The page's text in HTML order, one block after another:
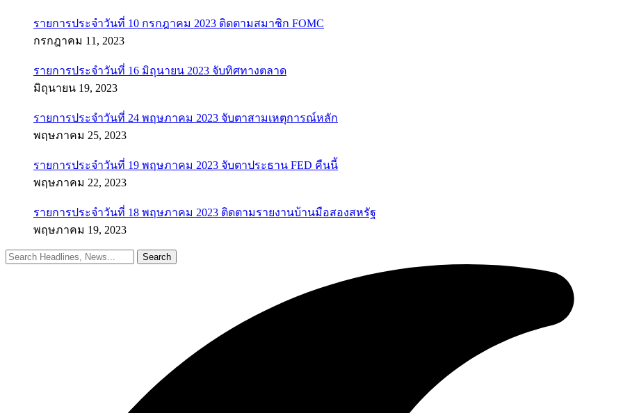
รายการประจำวันที่ 10 กรกฎาคม 2023 ติดตามสมาชิก FOMC
กรกฎาคม 11, 2023
รายการประจำวันที่ 16 มิถุนายน 2023 จับทิศทางตลาด
มิถุนายน 19, 2023
รายการประจำวันที่ 24 พฤษภาคม 2023 จับตาสามเหตุการณ์หลัก
พฤษภาคม 25, 2023
รายการประจำวันที่ 19 พฤษภาคม 2023 จับตาประธาน FED คืนนี้
พฤษภาคม 22, 2023
รายการประจำวันที่ 18 พฤษภาคม 2023 ติดตามรายงานบ้านมือสองสหรัฐ
พฤษภาคม 19, 2023